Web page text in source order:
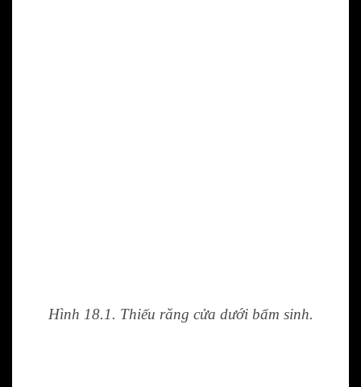
Hình 18.1. Thiếu răng cửa dưới bẩm sinh.